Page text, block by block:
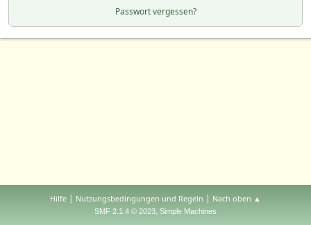
Passwort vergessen?
Hilfe | Nutzungsbedingungen und Regeln | Nach oben ▲
SMF 2.1.4 © 2023, Simple Machines